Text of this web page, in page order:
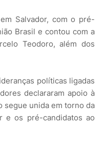
Salvador, com o pré-
Brasil e contou com a
Teodoro, além dos
políticas ligadas
declararam apoio à
segue unida em torno da
e os pré-candidatos ao